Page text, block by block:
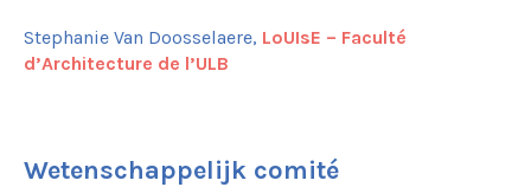
Vorstlaan
Stephanie Van Doosselaere, LoUIsE – Faculté
d’Architecture de l’ULB
Wetenschappelijk comité